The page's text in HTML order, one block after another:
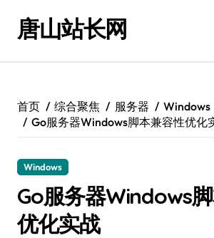
唐山站长网
首页 综合聚焦 服务器
Windows
Go服务器Windows脚本兼容性优化
Windows
Go服务器Windows
优化实战